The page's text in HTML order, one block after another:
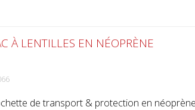
À LENTILLES EN NÉOPRÈNE
de transport & protection en